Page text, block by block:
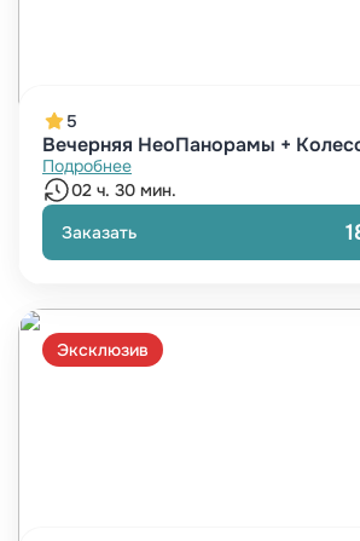
5
Вечерняя НеоПанорамы +
Подробнее
02 ч. 30 мин.
Заказать
Эксклюзив